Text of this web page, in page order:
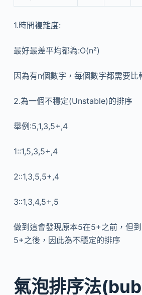
1.時間複雜度:
最好最差平均都為:O(n²)
因為有n個數字，每個數字都需要
2.為一個不穩定(Unstable)的排序
舉例:5,1,3,5+,4
1::1,5,3,5+,4
2::1,3,5,5+,4
3::1,3,4,5+,5
做到這會發現原本5在5+之前，但
5+之後，因此為不穩定的排序
氣泡排序法